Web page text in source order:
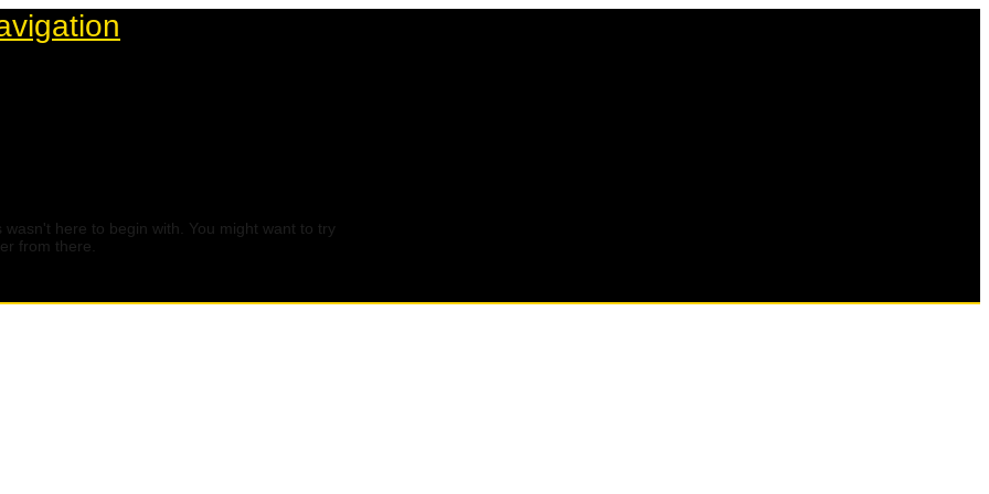
here to begin with. You might want to try
from there.